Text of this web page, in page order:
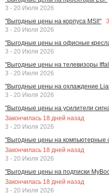
3 - 20 Июля 2026
"Выгодные цены на корпуса MSI!"
3 - 20 Июля 2026
"Выгодные цены на офисные
3 - 20 Июля 2026
"Выгодные цены на телевизоры
3 - 20 Июля 2026
"Выгодные цены на охлаждение
3 - 20 Июля 2026
"Выгодные цены на усилители
Закончилась 18 дней назад
3 - 20 Июля 2026
"Выгодные цены на компьютерные
Закончилась 18 дней назад
3 - 20 Июля 2026
"Выгодные цены на подписки
Закончилась 18 дней назад
3 - 20 Июля 2026